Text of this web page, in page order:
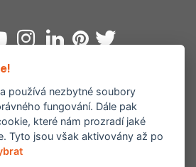
Ordinace roku
Rehabilitační ordinace
2. místo – 2017/2019
3. místo – 2018
používá nezbytné soubory
fungování. Dále pak
které nám prozradí jaké
Tyto jsou však aktivovány až po